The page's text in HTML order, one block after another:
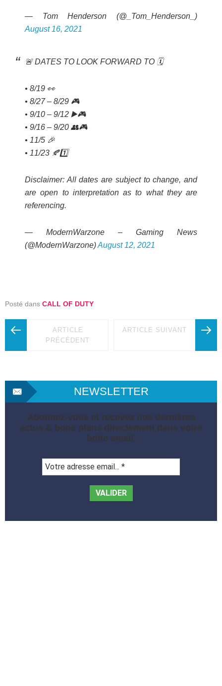
— Tom Henderson (@_Tom_Henderson_)
August 16, 2021
🚨 DATES TO LOOK FORWARD TO 🗓
• 8/19 👀
• 8/27 – 8/29 🎮
• 9/10 – 9/12 ▶️🎮
• 9/16 – 9/20 👥🎮
• 11/5 🎉
• 11/23 🍂1️⃣
Disclaimer: All dates are subject to change, and
are open to interpretation as to what they are
referencing.
— ModernWarzone – Gaming News
(@ModernWarzone)August 12, 2021
Posté dans CALL OF DUTY
ARTICLE
PRÉCÉDENT
ARTICLE SUIVANT
NEWSLETTER
Abonnez-vous et recevez nos dernières
actus & bons plans directement dans votre
boite email.
adresse